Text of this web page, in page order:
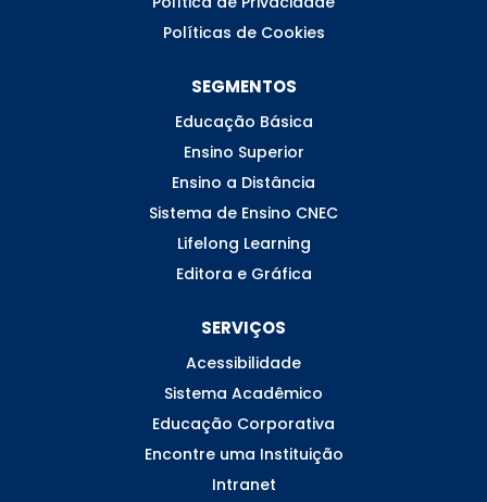
Políticas de Cookies
SEGMENTOS
Educação Básica
Ensino Superior
Ensino a Distância
Sistema de Ensino CNEC
Lifelong Learning
Editora e Gráfica
SERVIÇOS
Acessibilidade
Sistema Acadêmico
Educação Corporativa
Encontre uma Instituição
Intranet